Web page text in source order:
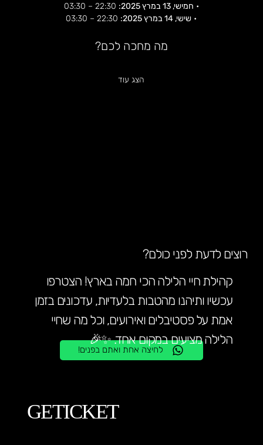
• חמישי, 13 במרץ 2025:
• שישי, 14 במרץ 2025:
מה מחכה לכם?
הצג עוד
לחיצה אחת ואתם בפנים!
קהילת חיי הלילה הכי חמה בארץ! הצטרפו
עכשיו ותיהנו מהטבות בלעדיות, עדכונים בזמן
אמת על פסטיבלים ואירועים, וכל מה שחיי
הלילה מציעים במקום אחד. ✨🎉
רוצים לדעת לפני כולם?
GETICKET